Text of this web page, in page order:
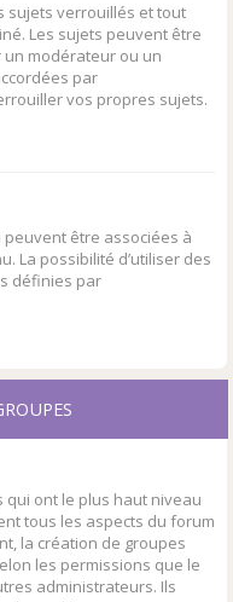
sujets verrouillés et tout
Les sujets peuvent être
modérateur ou un
par
vos propres sujets.
peuvent être associées à
La possibilité d’utiliser des
définies par
ont le plus haut niveau
tous les aspects du forum
la création de groupes
les permissions que le
administrateurs. Ils